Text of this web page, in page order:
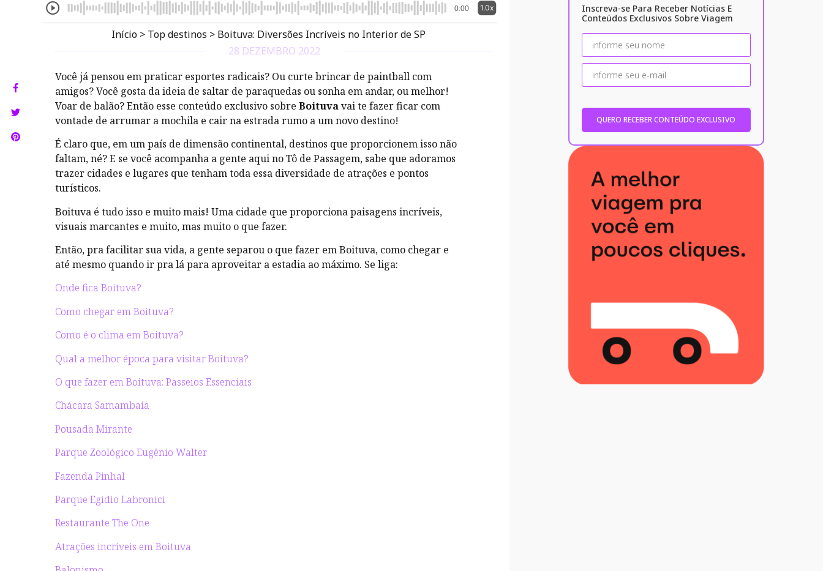
0:00 1.0x
Início> Top destinos > Boituva: Diversões Incríveis no Interior de SP
28 DEZEMBRO 2022
Você já pensou em praticar esportes radicais? Ou curte brincar de paintball com
amigos? Você gosta da ideia de saltar de paraquedas ou sonha em andar, ou melhor!
Voar de balão? Então esse conteúdo exclusivo sobre Boituvavai te fazer ficar com
vontade de arrumar a mochila e cair na estrada rumo a um novo destino!
É claro que, em um país de dimensão continental, destinos que proporcionem isso não
faltam, né? E se você acompanha a gente aqui no Tô de Passagem, sabe que adoramos
trazer cidades e lugares que tenham toda essa diversidade de atrações e pontos
turísticos.
Boituva é tudo isso e muito mais! Uma cidade que proporciona paisagens incríveis,
visuais marcantes e muito, mas muito o que fazer.
Então, pra facilitar sua vida, a gente separou o que fazer em Boituva, como chegar e
até mesmo quando ir pra lá para aproveitar a estadia ao máximo. Se liga:
Onde fica Boituva?
Como chegar em Boituva?
Como é o clima em Boituva?
Qual a melhor época para visitar Boituva?
O que fazer em Boituva: Passeios Essenciais
Chácara Samambaia
Pousada Mirante
Parque Zoológico Eugênio Walter
Fazenda Pinhal
Parque Egídio Labronici
Restaurante The One
Atrações incríveis em Boituva
Inscreva-se Para Receber Notícias E
Conteúdos Exclusivos Sobre Viagem